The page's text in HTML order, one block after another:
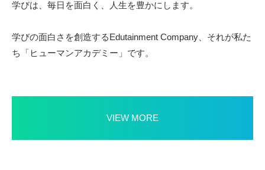
学びは、毎日を面白く、人生を豊かにします。
学びの面白さを創造するEdutainment Company、それが私た
ち「ヒューマンアカデミー」です。
VIEW MORE